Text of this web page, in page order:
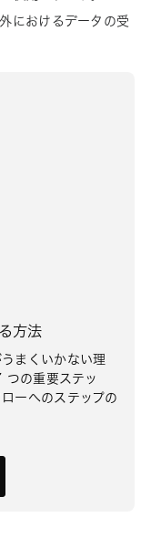
におけるデータの受
方法
まくいかない理
つの重要ステッ
ーへのステップの